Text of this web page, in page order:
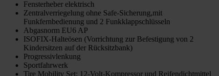
Fensterheber elektrisch
Zentralverriegelung ohne Safe-Sicherung,mit
Funkfernbedienung und 2 Funkklappschlüsseln
Abgasnorm EU6 AP
ISOFIX-Halteösen (Vorrichtung zur Befestigung von 2
Kindersitzen auf der Rücksitzbank)
Progressivlenkung
Sportfahrwerk
Tire Mobility Set: 12-Volt-Kompressor und Reifendichtmittel